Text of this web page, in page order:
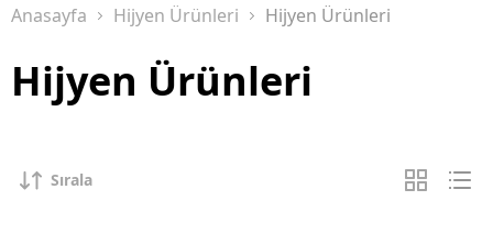
Anasayfa Hijyen Ürünleri Hijyen Ürünleri
Hijyen Ürünleri
Sırala